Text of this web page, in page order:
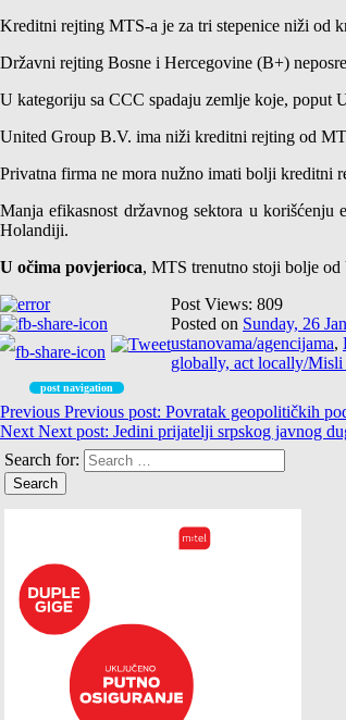
Kreditni rejting MTS-a je za tri stepenice niži od
Državni rejting Bosne i Hercegovine (B+)
U kategoriju sa CCC spadaju zemlje koje, poput
United Group B.V. ima niži kreditni rejting od
Privatna firma ne mora nužno imati bolji kreditni
Manja efikasnost državnog sektora u korišćenju
Holandiji.
U očima povjerioca, MTS trenutno stoji bolje
Post Views: 809
Posted on Sunday, 26
ustanovama/agencijama,
globally, act locally/
post navigation
Previous Previous post: Povratak geopolitičkih
Next Next post: Jedini prijatelji srpskog javnog
Search for: